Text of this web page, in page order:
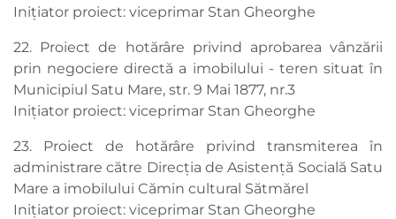
Inițiator proiect: viceprimar Stan Gheorghe
22. Proiect de hotărâre privind aprobarea vânzării
prin negociere directă a imobilului - teren situat în
Municipiul Satu Mare, str. 9 Mai 1877, nr.3
Inițiator proiect: viceprimar Stan Gheorghe
23. Proiect de hotărâre privind transmiterea în
administrare către Direcția de Asistență Socială Satu
Mare a imobilului Cămin cultural Sătmărel
Inițiator proiect: viceprimar Stan Gheorghe